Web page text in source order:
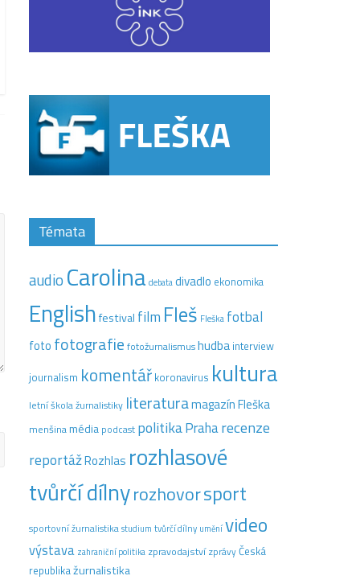
Témata
audio Carolina debatadivadlo ekonomika
Englishfestival film Fleš Fleška fotbal
foto fotografie fotožurnalismushudba interview
journalism komentář koronavirus kultura
letní škola žurnalistiky literaturamagazín Fleška
menšinamédia podcast politikaPraharecenze
reportážRozhlas rozhlasové
tvůrčí dílnyrozhovorsport
sportovní žurnalistikastudium tvůrčí dílny uměnívideo
výstava zahraniční politika zpravodajství zprávyČeská
republikažurnalistika